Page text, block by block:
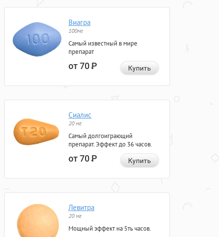
Виагра
100мг
Самый известный в мире
препарат
от 70Р Купить
Сиалис
20 мг
Самый долгоиграющий
препарат. Эффект до 36 часов.
от 70Р Купить
Левитра
20 мг
Мощный эффект на 5ть часов.